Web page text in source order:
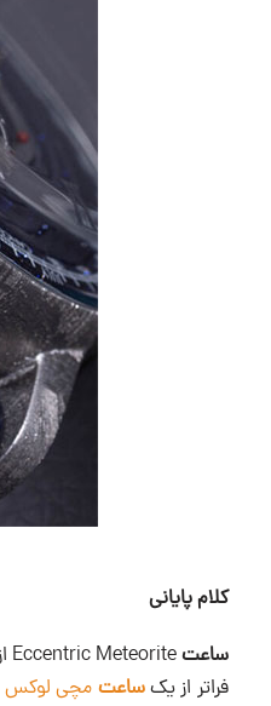
کلام پایانی
ساعتEccentric Meteorite از برند
فراتر از یکساعت مچی لوکس